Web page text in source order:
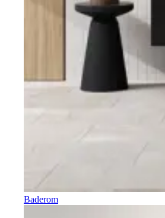
Baderom